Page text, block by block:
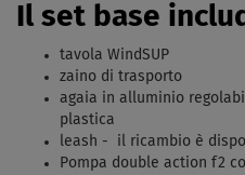
Il set base
tavola WindSUP
zaino di trasporto
agaia in alluminio
plastica
leash -
il ricambio è
Pompa double action f2